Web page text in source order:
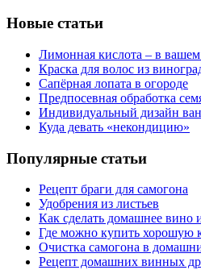
Новые статьи
Лимонная кислота – в вашем
Краска для волос из
Сапёрная лопата в огороде
Предпосевная обработка
Индивидуальный дизайн
Куда девать «некондицию»
Популярные статьи
Рецепт браги для самогона
Удобрения из листьев
Как сделать домашнее вино
Где можно купить хорошую
Очистка самогона в
Рецепт домашних винных